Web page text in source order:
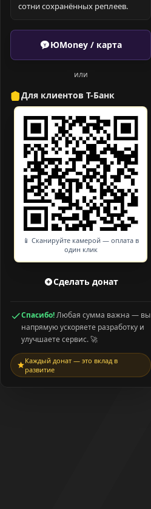
сотни сохранённых реплеев.
ЮMoney / карта
или
Для клиентов Т-Банк
📱 Сканируйте камерой — оплата в
один клик
Сделать донат
Спасибо!Любая сумма важна — вы
напрямую ускоряете разработку и
улучшаете сервис. 🚀
Каждый донат — это вклад в
развитие